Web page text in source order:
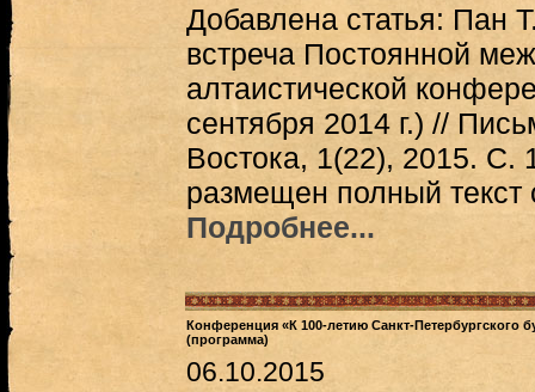
Добавлена статья: Пан
встреча Постоянной
алтаистической
сентября 2014 г.) //
Востока, 1(22), 2015.
размещен полный текст
Подробнее...
Конференция «К 100-летию Санкт-Петербургского
(программа)
06.10.2015